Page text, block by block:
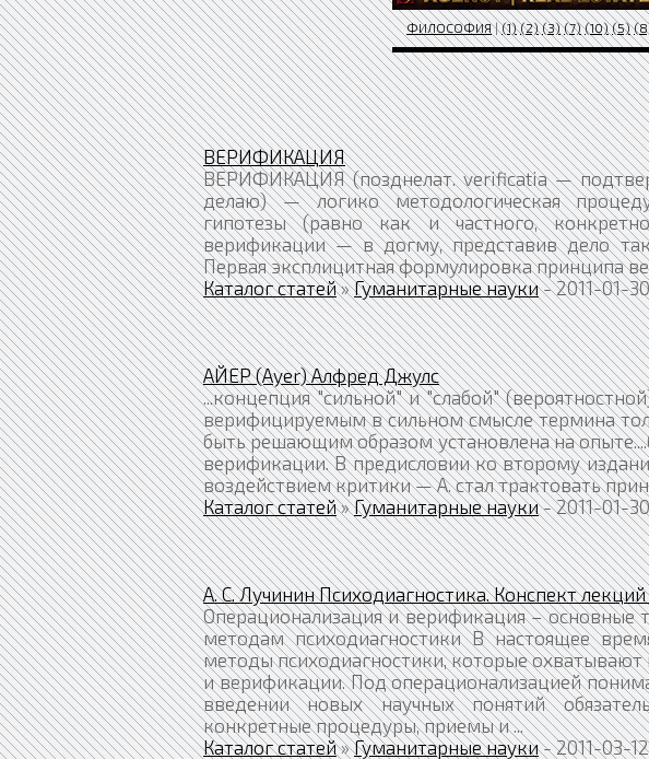
ФИЛОСОФИЯ|(1) (2) (3) (7) (10) (5)
ВЕРИФИКАЦИЯ
ВЕРИФИКАЦИЯ (позднелат. verificatia —
делаю) — логико методологическая
гипотезы (равно как и частного,
верификации — в догму, представив дело
Первая эксплицитная формулировка принципа
Каталог статей»Гуманитарные науки- 2011-01-30
АЙЕР (Ayer) Алфред Джулс
...концепция "сильной" и "слабой"
верифицируемым в сильном смысле термина
быть решающим образом установлена на
верификации. В предисловии ко второму
воздействием критики — А. стал трактовать
Каталог статей»Гуманитарные науки- 2011-01-30
А. С. Лучинин Психодиагностика. Конспект
Операционализация и верификация – основные
методам психодиагностики В настоящее
методы психодиагностики, которые охватывают
и верификации. Под операционализацией
введении новых научных понятий
конкретные процедуры, приемы и ...
Каталог статей»Гуманитарные науки- 2011-03-